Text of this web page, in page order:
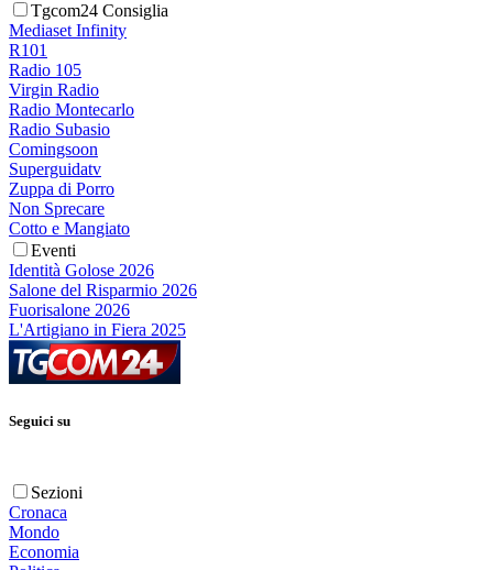
Tgcom24 Consiglia
Mediaset Infinity
R101
Radio 105
Virgin Radio
Radio Montecarlo
Radio Subasio
Comingsoon
Superguidatv
Zuppa di Porro
Non Sprecare
Cotto e Mangiato
Eventi
Identità Golose 2026
Salone del Risparmio 2026
Fuorisalone 2026
L'Artigiano in Fiera 2025
Seguici su
Sezioni
Cronaca
Mondo
Economia